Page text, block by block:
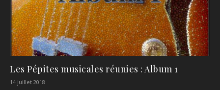
Les Pépites musicales réunies : Album 1
14 juillet 2018